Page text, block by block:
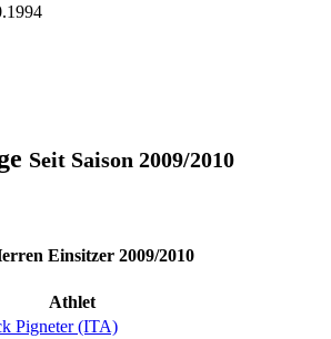
Seit Saison 2009/2010
Einsitzer 2009/2010
Athlet
Pigneter (ITA)